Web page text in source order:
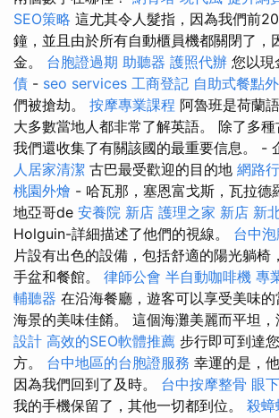
SEO策略 這尤其令人髮指，因為我們前
鐘，並且由於所有自動櫃員機都關閉了，
金。 台胞證過期 助聽器 護照代辦 您以現
債 - seo services 工商登記 自助式餐點
們被搶劫。 按摩專業課程 阿魯班是荷蘭
大多數當地人都非常了解英語。 除了多種
我們還收集了有關該國的最重要信息。 -
人居家清潔 古巴最受歡迎的目的地 網路
桃園外燴 - 哈瓦那，塞恩富戈斯，瓦拉德
地亞哥de 安養院 新店 護理之家 新店 新
Holguin-詳細描述了他們的視線。 台中
片設有出色的設備，包括舒適的陽光躺椅
手盆和餐館。 律師公會 半自動咖啡機 專
輔聽器 在沿海餐廳，遊客可以享受美味
海景的美味佳餚。 這個海灘美麗而平坦，
設計 高效的SEO軟體推薦 步行即可到達
方。 台中地區的台胞證服務 幸運的是，
因為我們回到了及時。 台中按摩整骨 眼
我的手機保留了，其他一切都到位。 殺蟑